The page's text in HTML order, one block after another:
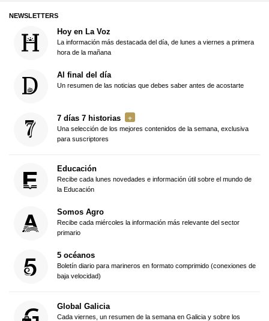
NEWSLETTERS
Hoy en La Voz
La información más destacada del día, de lunes a viernes a primera
hora de la mañana
Al final del día
Un resumen de las noticias que debes saber antes de acostarte
7 días 7 historias
Una selección de los mejores contenidos de la semana, exclusiva
para suscriptores
Educación
Recibe cada lunes novedades e información útil sobre el mundo de
la Educación
Somos Agro
Recibe cada miércoles la información más relevante del sector
primario
5 océanos
Boletín diario para marineros en formato comprimido (conexiones de
baja velocidad)
Global Galicia
Cada viernes, un resumen de la semana en Galicia y sobre los